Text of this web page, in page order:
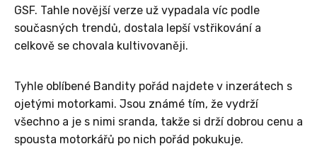
GSF. Tahle novější verze už vypadala víc podle
současných trendů, dostala lepší vstřikování a
celkově se chovala kultivovaněji.
Tyhle oblíbené Bandity pořád najdete v inzerátech s
ojetými motorkami. Jsou známé tím, že vydrží
všechno a je s nimi sranda, takže si drží dobrou cenu a
spousta motorkářů po nich pořád pokukuje.